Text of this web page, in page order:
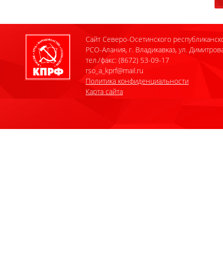
Сайт Северо-Осетинского
РСО-Алания, г. Владикавказ, ул.
тел./факс: (8672) 53-09-17
rso_a_kprf@mail.ru
Политика конфиденциальности
Карта сайта